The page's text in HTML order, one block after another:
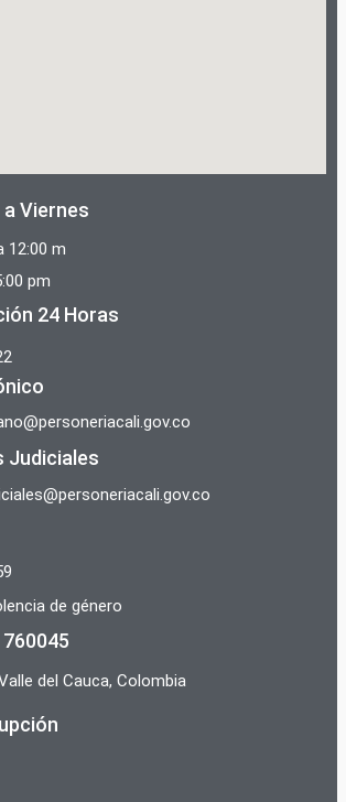
Viernes
12:00 m
pm
24 Horas
Judiciales
de género
del Cauca, Colombia